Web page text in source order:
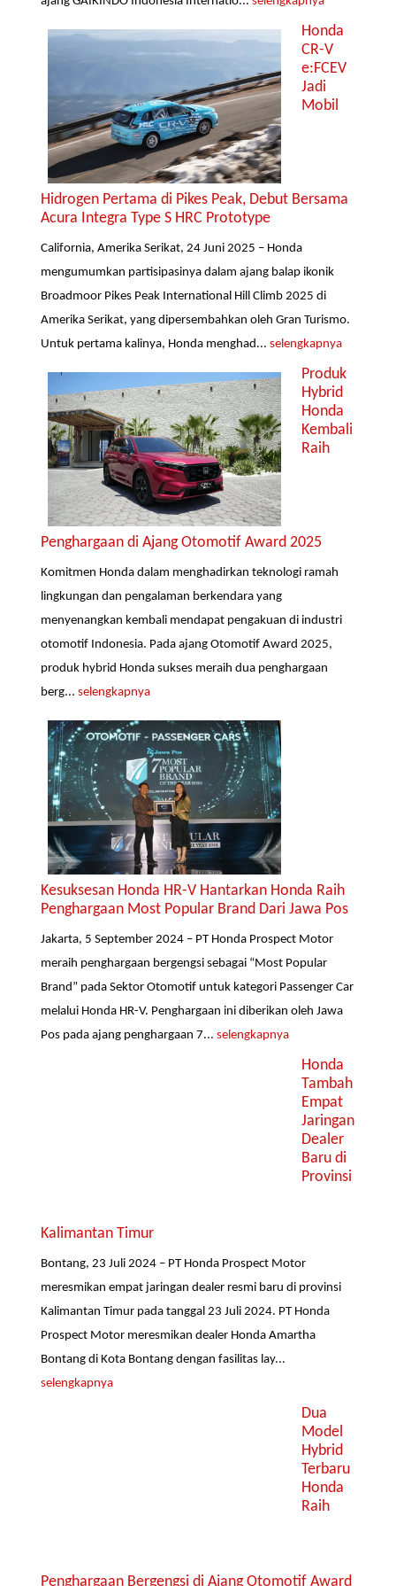
Honda
CR-V
e:FCEV
Jadi
Mobil
Hidrogen Pertama di Pikes Peak, Debut Bersama
Acura Integra Type S HRC Prototype
California, Amerika Serikat, 24 Juni 2025 – Honda
mengumumkan partisipasinya dalam ajang balap ikonik
Broadmoor Pikes Peak International Hill Climb 2025 di
Amerika Serikat, yang dipersembahkan oleh Gran Turismo.
Untuk pertama kalinya, Honda menghad...selengkapnya
Produk
Hybrid
Honda
Kembali
Raih
Penghargaan di Ajang Otomotif Award 2025
Komitmen Honda dalam menghadirkan teknologi ramah
lingkungan dan pengalaman berkendara yang
menyenangkan kembali mendapat pengakuan di industri
otomotif Indonesia. Pada ajang Otomotif Award 2025,
produk hybrid Honda sukses meraih dua penghargaan
berg...selengkapnya
Kesuksesan Honda HR-V Hantarkan Honda Raih
Penghargaan Most Popular Brand Dari Jawa Pos
Jakarta, 5 September 2024 – PT Honda Prospect Motor
meraih penghargaan bergengsi sebagai “Most Popular
Brand” pada Sektor Otomotif untuk kategori Passenger Car
melalui Honda HR-V. Penghargaan ini diberikan oleh Jawa
Pos pada ajang penghargaan 7...selengkapnya
Honda
Tambah
Empat
Jaringan
Dealer
Baru di
Provinsi
Kalimantan Timur
Bontang, 23 Juli 2024 – PT Honda Prospect Motor
meresmikan empat jaringan dealer resmi baru di provinsi
Kalimantan Timur pada tanggal 23 Juli 2024. PT Honda
Prospect Motor meresmikan dealer Honda Amartha
Bontang di Kota Bontang dengan fasilitas lay...
selengkapnya
Dua
Model
Hybrid
Terbaru
Honda
Raih
Penghargaan Bergengsi di Ajang Otomotif Award